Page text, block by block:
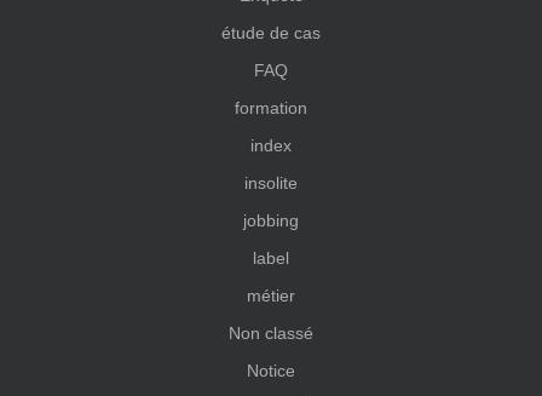
étude de cas
FAQ
formation
index
insolite
jobbing
label
métier
Non classé
Notice